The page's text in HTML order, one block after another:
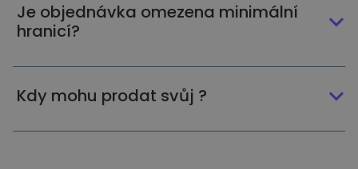
Je objednávka omezena minimální
hranicí?
Kdy mohu prodat svůj ?